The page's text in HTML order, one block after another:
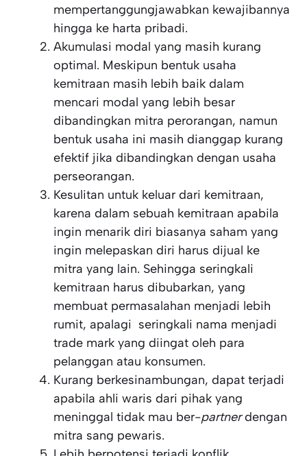
mempertanggungjawabkan kewajibannya
hingga ke harta pribadi.
Akumulasi modal yang masih kurang
optimal. Meskipun bentuk usaha
kemitraan masih lebih baik dalam
mencari modal yang lebih besar
dibandingkan mitra perorangan, namun
bentuk usaha ini masih dianggap kurang
efektif jika dibandingkan dengan usaha
perseorangan.
Kesulitan untuk keluar dari kemitraan,
karena dalam sebuah kemitraan apabila
ingin menarik diri biasanya saham yang
ingin melepaskan diri harus dijual ke
mitra yang lain. Sehingga seringkali
kemitraan harus dibubarkan, yang
membuat permasalahan menjadi lebih
rumit, apalagi seringkali nama menjadi
trade mark yang diingat oleh para
pelanggan atau konsumen.
Kurang berkesinambungan, dapat terjadi
apabila ahli waris dari pihak yang
meninggal tidak mau ber-partnerdengan
mitra sang pewaris.